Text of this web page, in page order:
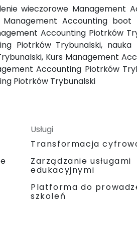
wieczorowe Management
Accounting
Accounting Piotrków
Piotrków Trybunalski,
Kurs Management
Accounting Piotrków
Piotrków Trybunalski
Usługi
Transformacja
Zarządzanie usługami
edukacyjnymi
Platforma do
szkoleń